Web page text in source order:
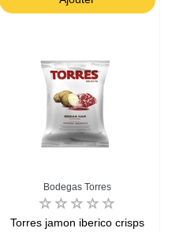
Bodegas Torres
Torres jamon iberico crisps